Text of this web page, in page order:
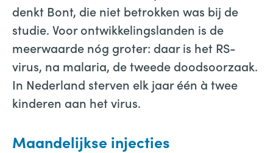
denkt Bont, die niet betrokken was bij de
studie. Voor ontwikkelingslanden is de
meerwaarde nóg groter: daar is het RS-
virus, na malaria, de tweede doodsoorzaak.
In Nederland sterven elk jaar één à twee
kinderen aan het virus.
Maandelijkse injecties